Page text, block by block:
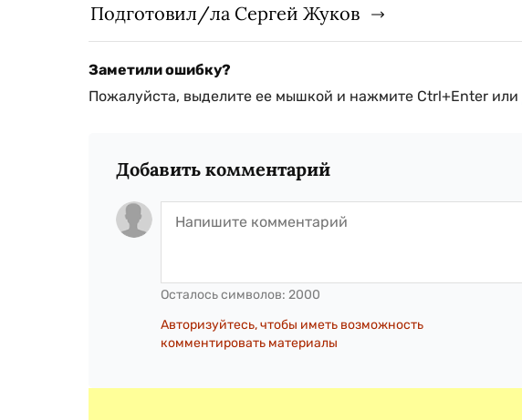
Подготовил/ла Сергей Жуков
Заметили ошибку?
Пожалуйста, выделите ее мышкой и нажмите Ctrl+Enter или
Добавить комментарий
Осталось символов: 2000
Авторизуйтесь, чтобы иметь возможность
комментировать материалы